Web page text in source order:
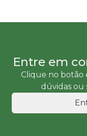
Entre em
Clique no botão
dúvidas ou